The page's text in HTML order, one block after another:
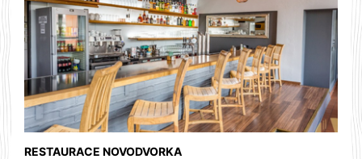
RESTAURACE NOVODVORKA